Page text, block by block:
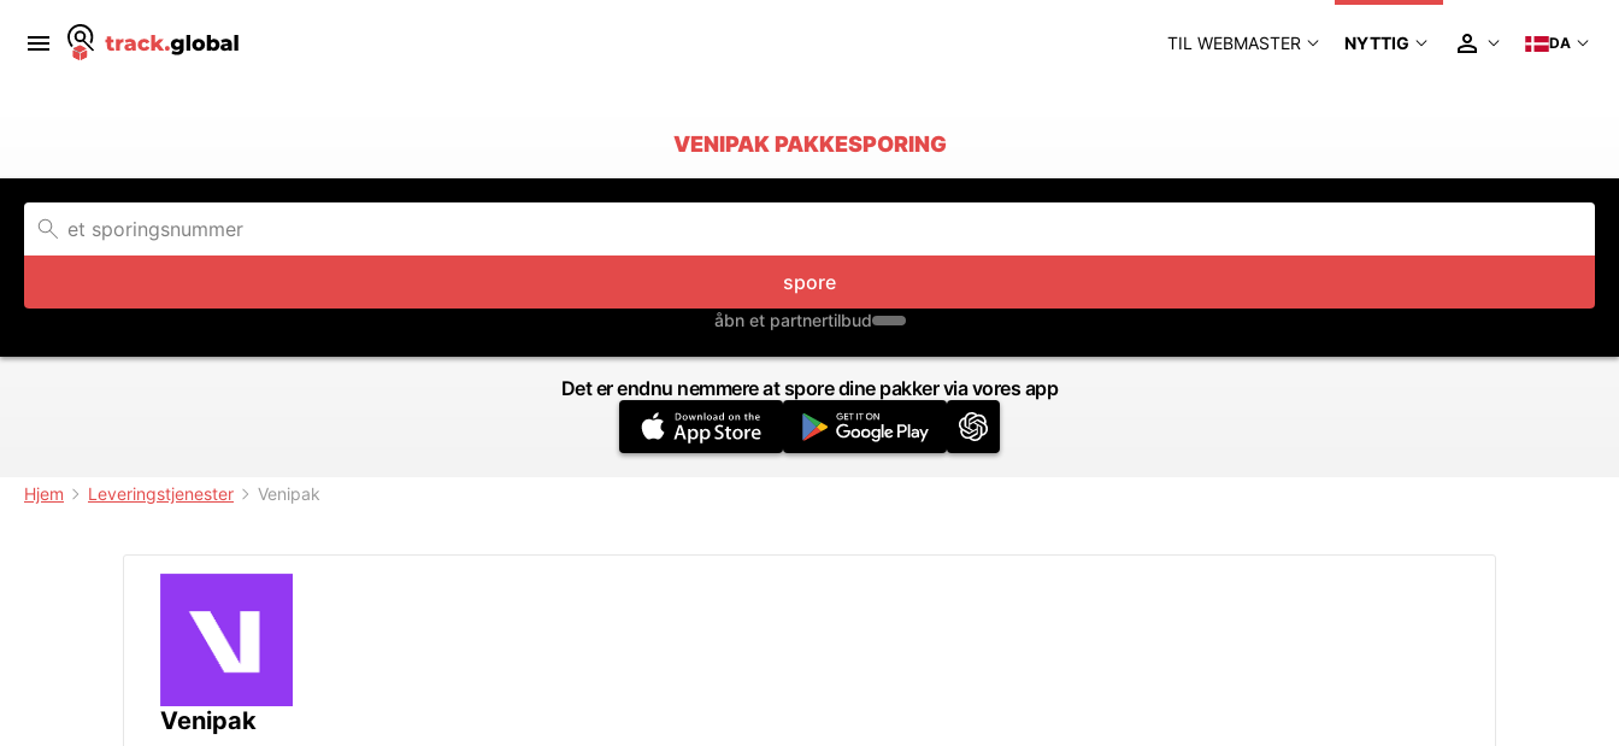
TIL WEBMASTER NYTTIG DA
VENIPAK PAKKESPORING
spore
åbn et partnertilbud
Det er endnu nemmere at spore dine pakker via vores app
Hjem Leveringstjenester Venipak
Venipak